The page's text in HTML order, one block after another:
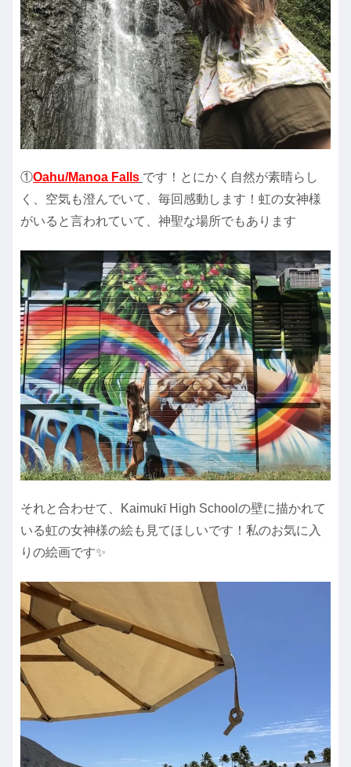
①Oahu/Manoa Falls です！とにかく自然が素晴らし
く、空気も澄んでいて、毎回感動します！虹の女神様
がいると言われていて、神聖な場所でもあります
それと合わせて、Kaimukī High Schoolの壁に描かれて
いる虹の女神様の絵も見てほしいです！私のお気に入
りの絵画です✨